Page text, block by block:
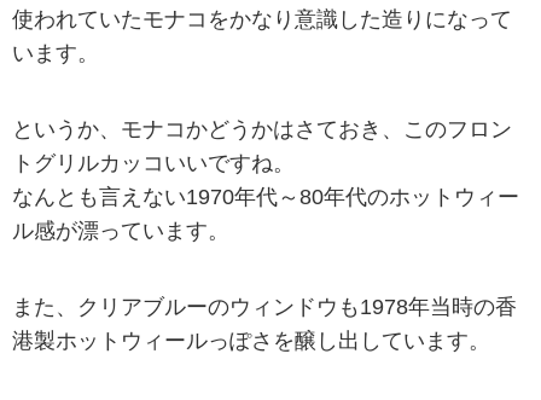
使われていたモナコをかなり意識した造りになって
います。
というか、モナコかどうかはさておき、このフロン
トグリルカッコいいですね。
なんとも言えない1970年代～80年代のホットウィー
ル感が漂っています。
また、クリアブルーのウィンドウも1978年当時の香
港製ホットウィールっぽさを醸し出しています。